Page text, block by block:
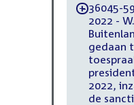
-36045-
2022 -
gedaan
2022,
de